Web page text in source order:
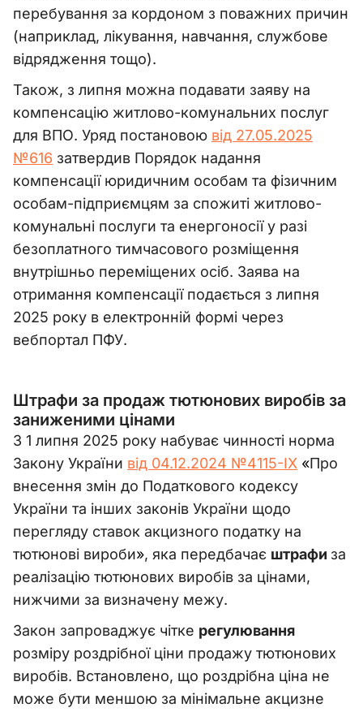
перебування за кордоном з поважних причин
(наприклад, лікування, навчання, службове
відрядження тощо).
Також, з липня можна подавати заяву на
компенсацію житлово-комунальних послуг
для ВПО. Уряд постановою від 27.05.2025
№616 затвердив Порядок надання
компенсації юридичним особам та фізичним
особам-підприємцям за спожиті житлово-
комунальні послуги та енергоносії у разі
безоплатного тимчасового розміщення
внутрішньо переміщених осіб. Заява на
отримання компенсації подається з липня
2025 року в електронній формі через
вебпортал ПФУ.
Штрафи за продаж тютюнових виробів за
заниженими цінами
З 1 липня 2025 року набуває чинності норма
Закону України від 04.12.2024 №4115-ІХ «Про
внесення змін до Податкового кодексу
України та інших законів України щодо
перегляду ставок акцизного податку на
тютюнові вироби», яка передбачає штрафи за
реалізацію тютюнових виробів за цінами,
нижчими за визначену межу.
Закон запроваджує чітке регулювання
розміру роздрібної ціни продажу тютюнових
виробів. Встановлено, що роздрібна ціна не
може бути меншою за мінімальне акцизне